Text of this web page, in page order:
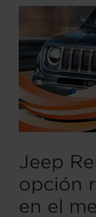
Jeep
opción
en el